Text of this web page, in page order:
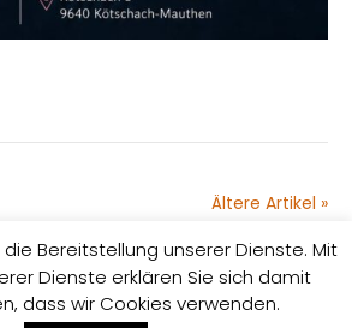
Ältere Artikel »
Datenschutzrichtlinie
Bereitstellung unserer Dienste. Mit
Dienste erklären Sie sich damit
dass wir Cookies verwenden.